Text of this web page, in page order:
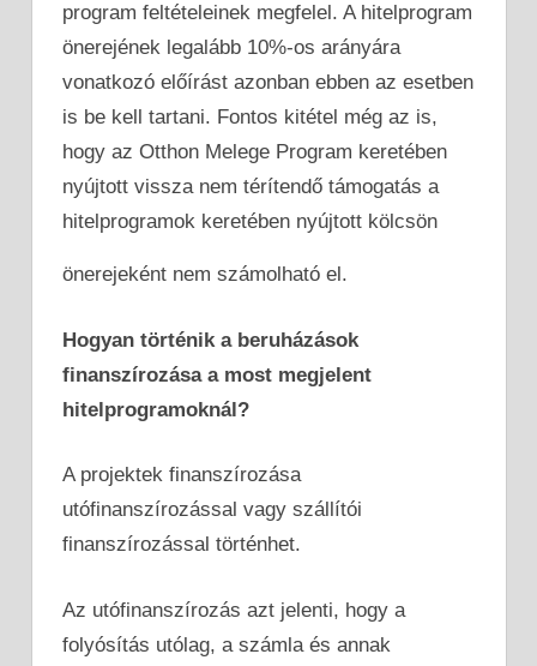
program feltételeinek megfelel. A hitelprogram
önerejének legalább 10%-os arányára
vonatkozó előírást azonban ebben az esetben
is be kell tartani. Fontos kitétel még az is,
hogy az Otthon Melege Program keretében
nyújtott vissza nem térítendő támogatás a
hitelprogramok keretében nyújtott kölcsön
önerejeként nem számolható el.
Hogyan történik a beruházások
finanszírozása a most megjelent
hitelprogramoknál?
A projektek finanszírozása
utófinanszírozással vagy szállítói
finanszírozással történhet.
Az utófinanszírozás azt jelenti, hogy a
folyósítás utólag, a számla és annak